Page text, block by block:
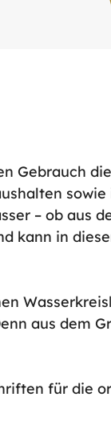
Gebrauch
– ob aus
kann in
aus dem
für die